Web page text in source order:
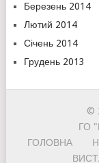
Березень 2014
Лютий 2014
Січень 2014
Грудень 2013
©
ГО
ГОЛОВНА